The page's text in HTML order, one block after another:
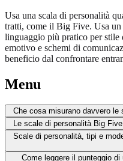
Usa una scala di personalità
tratti, come il Big Five. Usa
linguaggio più pratico per stile
emotivo e schemi di
beneficio dal confrontare
Menu
Che cosa misurano davvero le
Le scale di personalità Big
Scale di personalità, tipi e
Come leggere il punteggio